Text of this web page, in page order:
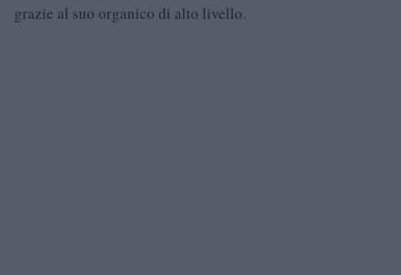
grazie al suo organico di alto livello.